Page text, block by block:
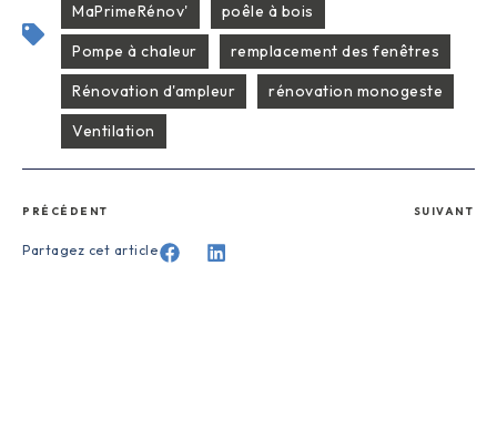
MaPrimeRénov'
poêle à bois
Pompe à chaleur
remplacement des fenêtres
Rénovation d'ampleur
rénovation monogeste
Ventilation
PRÉCÉDENT SUIVANT
Partagez cet article